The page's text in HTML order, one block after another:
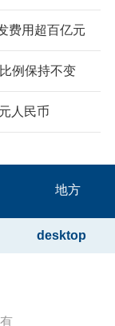
费用超百亿元
例保持不变
人民币
地方
desktop